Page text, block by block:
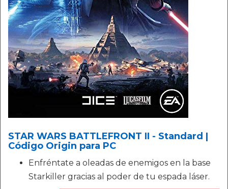
STAR WARS BATTLEFRONT II - Standard |
Código Origin para PC
Enfréntate a oleadas de enemigos en la base
Starkiller gracias al poder de tu espada láser.